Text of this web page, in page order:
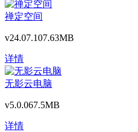
禅定空间
v24.07.107.63MB
详情
无影云电脑
v5.0.067.5MB
详情